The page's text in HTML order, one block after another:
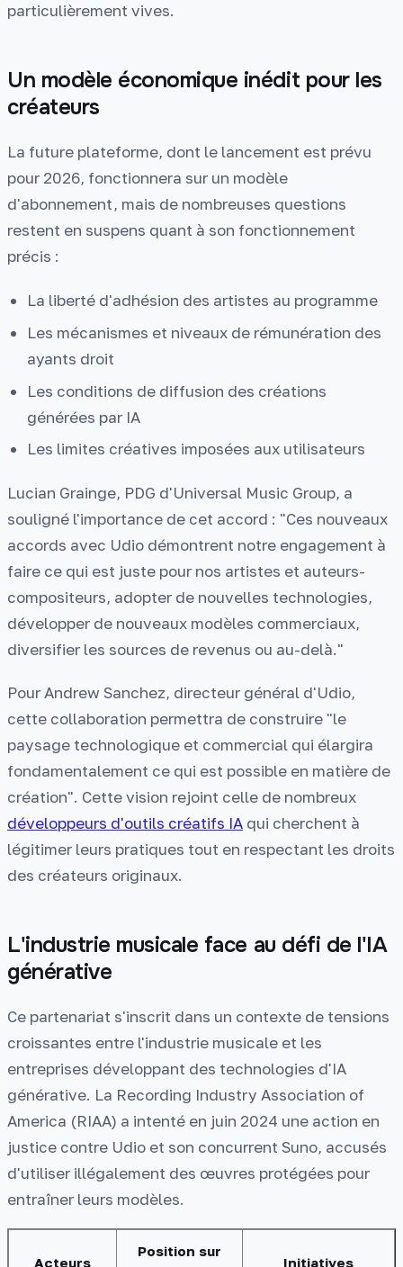
particulièrement vives.
Un modèle économique inédit pour les
créateurs
La future plateforme, dont le lancement est prévu
pour 2026, fonctionnera sur un modèle
d'abonnement, mais de nombreuses questions
restent en suspens quant à son fonctionnement
précis :
La liberté d'adhésion des artistes au programme
Les mécanismes et niveaux de rémunération des
ayants droit
Les conditions de diffusion des créations
générées par IA
Les limites créatives imposées aux utilisateurs
Lucian Grainge, PDG d'Universal Music Group, a
souligné l'importance de cet accord : "Ces nouveaux
accords avec Udio démontrent notre engagement à
faire ce qui est juste pour nos artistes et auteurs-
compositeurs, adopter de nouvelles technologies,
développer de nouveaux modèles commerciaux,
diversifier les sources de revenus ou au-delà."
Pour Andrew Sanchez, directeur général d'Udio,
cette collaboration permettra de construire "le
paysage technologique et commercial qui élargira
fondamentalement ce qui est possible en matière de
création". Cette vision rejoint celle de nombreux
développeurs d'outils créatifs IA qui cherchent à
légitimer leurs pratiques tout en respectant les droits
des créateurs originaux.
L'industrie musicale face au défi de l'IA
générative
Ce partenariat s'inscrit dans un contexte de tensions
croissantes entre l'industrie musicale et les
entreprises développant des technologies d'IA
générative. La Recording Industry Association of
America (RIAA) a intenté en juin 2024 une action en
justice contre Udio et son concurrent Suno, accusés
d'utiliser illégalement des œuvres protégées pour
entraîner leurs modèles.
Acteurs
Position sur
Initiatives